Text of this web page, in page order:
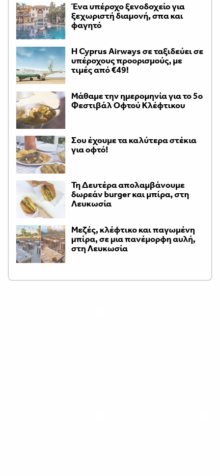
Ένα υπέροχο ξενοδοχείο για
ξεχωριστή διαμονή, σπα και
φαγητό
H Cyprus Airways σε ταξιδεύει σε
υπέροχους προορισμούς, με
τιμές από €49!
Μάθαμε την ημερομηνία για το 5ο
Φεστιβάλ Οφτού Κλέφτικου
Σου έχουμε τα καλύτερα στέκια
για οφτό!
Τη Δευτέρα απολαμβάνουμε
δωρεάν burger και μπίρα, στη
Λευκωσία
Μεζές, κλέφτικο και παγωμένη
μπίρα, σε μια πανέμορφη αυλή,
στη Λευκωσία